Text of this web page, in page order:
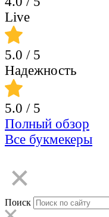
Live
5.0 / 5
Надежность
5.0 / 5
Полный обзор
Все букмекеры
Поиск